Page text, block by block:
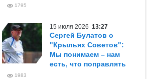
1795
15 июля 2026 13:27
Сергей Булатов о
"Крыльях Советов":
Мы понимаем – нам
есть, что поправлять
1983